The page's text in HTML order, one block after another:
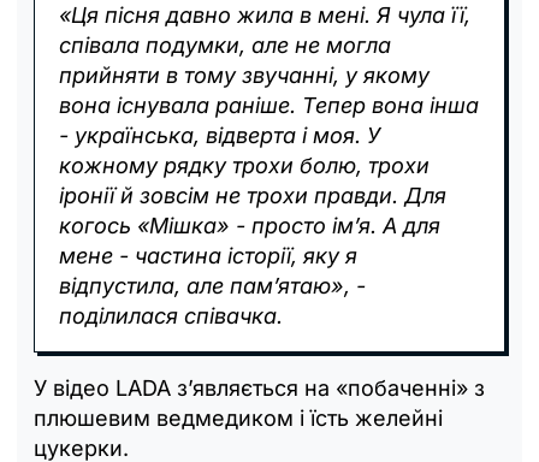
«Ця пісня давно жила в мені. Я чула її,
співала подумки, але не могла
прийняти в тому звучанні, у якому
вона існувала раніше. Тепер вона інша
- українська, відверта і моя. У
кожному рядку трохи болю, трохи
іронії й зовсім не трохи правди. Для
когось «Мішка» - просто ім’я. А для
мене - частина історії, яку я
відпустила, але пам’ятаю», -
поділилася співачка.
У відео LADA з’являється на «побаченні» з
плюшевим ведмедиком і їсть желейні
цукерки.